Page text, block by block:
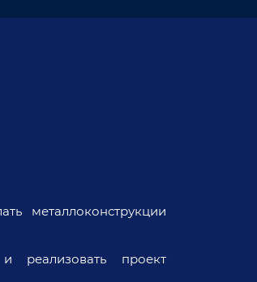
металлоконструкции
реализовать проект